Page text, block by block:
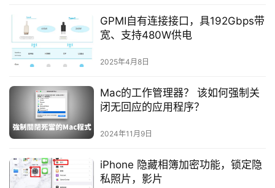
GPMI自有连接接口，具192Gbps带
宽、支持480W供电
2025年4月8日
Mac的工作管理器？ 该如何强制关
闭无回应的应用程序？
2024年11月9日
iPhone 隐藏相簿加密功能，锁定隐
私照片，影片